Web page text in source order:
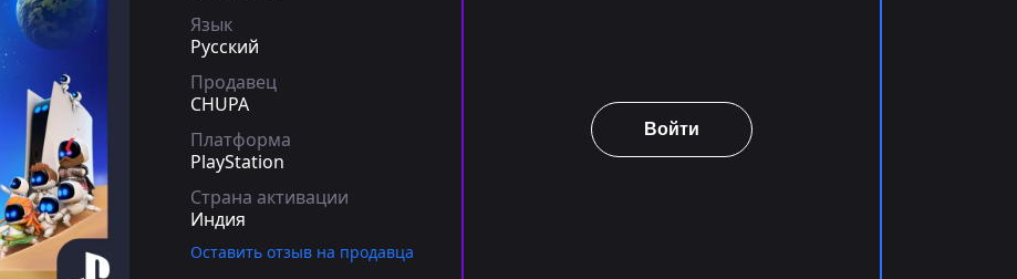
Язык
Русский
Продавец
CHUPA
Платформа
PlayStation
Страна активации
Индия
Оставить отзыв на продавца
Войти